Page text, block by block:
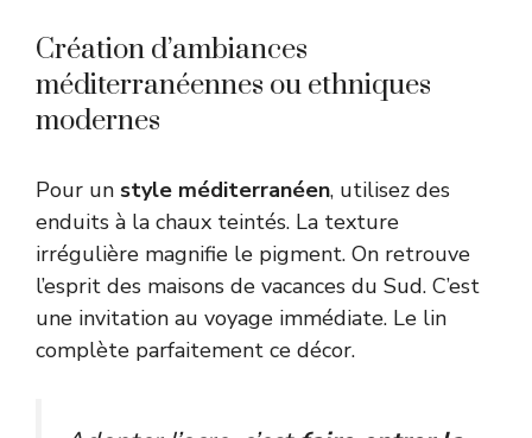
Création d’ambiances
méditerranéennes ou ethniques
modernes
Pour un style méditerranéen, utilisez des
enduits à la chaux teintés. La texture
irrégulière magnifie le pigment. On retrouve
l’esprit des maisons de vacances du Sud. C’est
une invitation au voyage immédiate. Le lin
complète parfaitement ce décor.